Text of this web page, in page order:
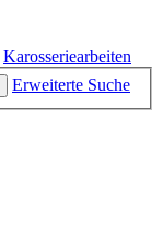
Karosseriearbeiten
Erweiterte Suche